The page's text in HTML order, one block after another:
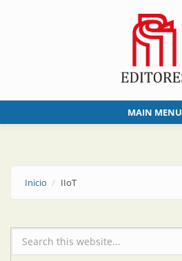
MAIN MENU
Inicio IIoT
Formulario de búsqueda